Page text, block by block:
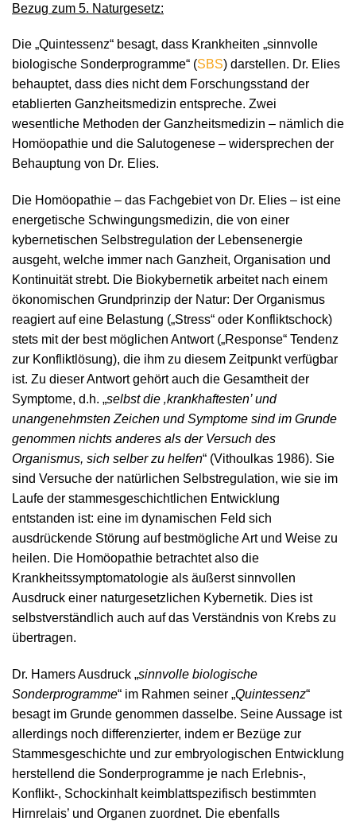
Bezug zum 5. Naturgesetz:
Die „Quintessenz“ besagt, dass Krankheiten „sinnvolle
biologische Sonderprogramme“ (SBS) darstellen. Dr. Elies
behauptet, dass dies nicht dem Forschungsstand der
etablierten Ganzheitsmedizin entspreche. Zwei
wesentliche Methoden der Ganzheitsmedizin – nämlich die
Homöopathie und die Salutogenese – widersprechen der
Behauptung von Dr. Elies.
Die Homöopathie – das Fachgebiet von Dr. Elies – ist eine
energetische Schwingungsmedizin, die von einer
kybernetischen Selbstregulation der Lebensenergie
ausgeht, welche immer nach Ganzheit, Organisation und
Kontinuität strebt. Die Biokybernetik arbeitet nach einem
ökonomischen Grundprinzip der Natur: Der Organismus
reagiert auf eine Belastung („Stress“ oder Konfliktschock)
stets mit der best möglichen Antwort („Response“ Tendenz
zur Konfliktlösung), die ihm zu diesem Zeitpunkt verfügbar
ist. Zu dieser Antwort gehört auch die Gesamtheit der
Symptome, d.h. „selbst die ‚krankhaftesten’ und
unangenehmsten Zeichen und Symptome sind im Grunde
genommen nichts anderes als der Versuch des
Organismus, sich selber zu helfen“ (Vithoulkas 1986). Sie
sind Versuche der natürlichen Selbstregulation, wie sie im
Laufe der stammesgeschichtlichen Entwicklung
entstanden ist: eine im dynamischen Feld sich
ausdrückende Störung auf bestmögliche Art und Weise zu
heilen. Die Homöopathie betrachtet also die
Krankheitssymptomatologie als äußerst sinnvollen
Ausdruck einer naturgesetzlichen Kybernetik. Dies ist
selbstverständlich auch auf das Verständnis von Krebs zu
übertragen.
Dr. Hamers Ausdruck „sinnvolle biologische
Sonderprogramme“ im Rahmen seiner „Quintessenz“
besagt im Grunde genommen dasselbe. Seine Aussage ist
allerdings noch differenzierter, indem er Bezüge zur
Stammesgeschichte und zur embryologischen Entwicklung
herstellend die Sonderprogramme je nach Erlebnis-,
Konflikt-, Schockinhalt keimblattspezifisch bestimmten
Hirnrelais’ und Organen zuordnet. Die ebenfalls